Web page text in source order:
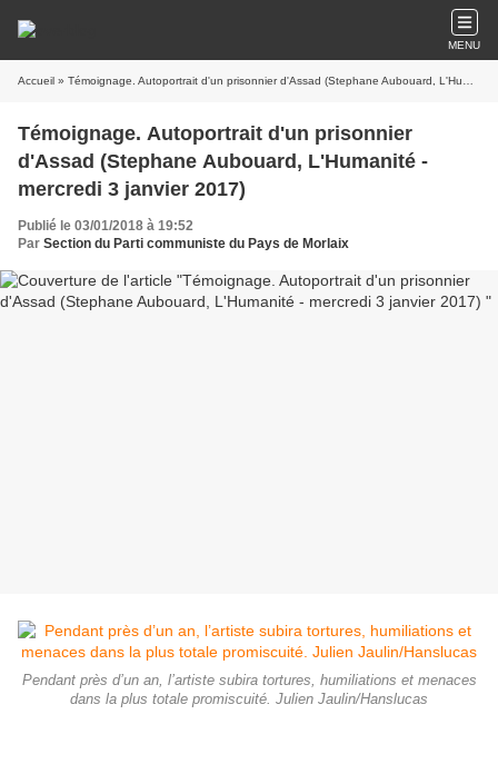
MENU
Accueil » Témoignage. Autoportrait d'un prisonnier d'Assad (Stephane Aubouard, L'Humanité - mercredi 3 janvier 2017)
Témoignage. Autoportrait d'un prisonnier
d'Assad (Stephane Aubouard, L'Humanité -
mercredi 3 janvier 2017)
Publié le 03/01/2018 à 19:52
Par Section du Parti communiste du Pays de Morlaix
Pendant près d’un an, l’artiste subira tortures, humiliations et menaces
dans la plus totale promiscuité. Julien Jaulin/Hanslucas